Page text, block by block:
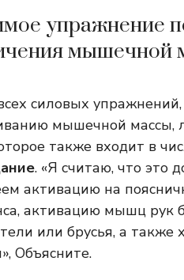
упражнение
мышечной
силовых
мышечной массы,
также входит в
. «Я считаю, что это
активацию на
активацию мышц рук
или брусья, а
Объясните.